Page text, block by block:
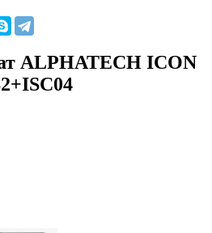
ALPHATECH ICON